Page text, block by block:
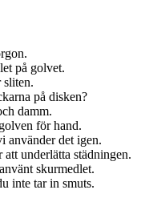
på golvet.
sliten.
på disken?
damm.
för hand.
använder det igen.
underlätta städningen.
skurmedlet.
inte tar in smuts.